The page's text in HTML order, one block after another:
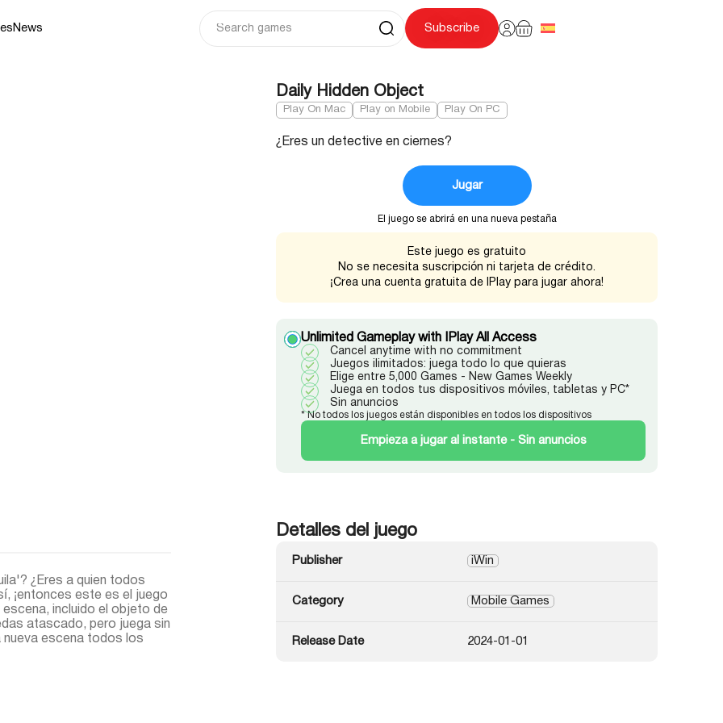
News Subscribe
Daily Hidden Object
Play On Mac Play on Mobile Play On PC
Unlimited Gameplay with IPlay All Access
Cancel anytime with no commitment
Juegos ilimitados: juega todo lo que quieras
Elige entre 5,000 Games - New Games Weekly
Juega en todos tus dispositivos móviles, tabletas y PC*
Sin anuncios
* No todos los juegos están disponibles en todos los dispositivos
Empieza a jugar al instante - Sin anuncios
¿Eres un detective en ciernes?
Jugar
El juego se abrirá en una nueva pestaña
Este juego es gratuito
No se necesita suscripción ni tarjeta de crédito.
¡Crea una cuenta gratuita de IPlay para jugar ahora!
¿Eres a quien todos
¡entonces este es el juego
incluido el objeto de
atascado, pero juega sin
nueva escena todos los
Detalles del juego
Publisher iWin
Category Mobile Games
Release Date 2024-01-01